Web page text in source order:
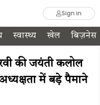
Sign in
स्वास्थ्य खेल बिज़नेस
की जयंती कलोल
में बड़े पैमाने